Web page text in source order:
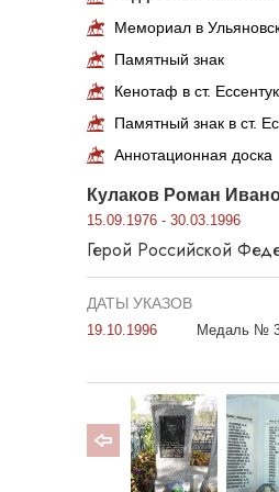
Мемориал в
Памятный знак
Кенотаф в ст.
Памятный знак в ст.
Аннотационная доска
Кулаков Роман
15.09.1976 - 30.03.1996
Герой Российской
ДАТЫ УКАЗОВ
19.10.1996 Медаль №